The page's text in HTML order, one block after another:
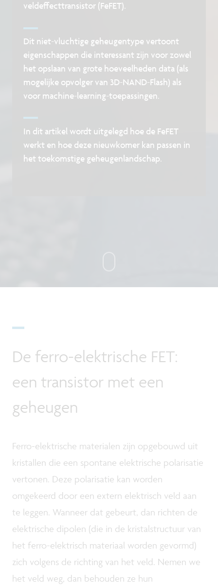
veldeffecttransistor (FeFET).
Dit niet-vluchtige geheugentype vertoont
eigenschappen die interessant zijn voor zowel
het opslaan van grote hoeveelheden data (als
mogelijke opvolger van 3D-NAND-Flash) als
voor machine-learning-toepassingen.
In dit artikel wordt uitgelegd hoe de FeFET
werkt en hoe deze nieuwkomer kan passen in
het toekomstige geheugenlandschap.
De ferro-elektrische FET:
een transistor met een
geheugen
Ferro-elektrische materialen zijn opgebouwd uit
kristallen die een spontane elektrische polarisatie
vertonen. Deze polarisatie kan worden
omgekeerd door een extern elektrisch veld aan
te leggen. Wanneer dat gebeurt, dan richten de
elektrische dipolen (die in de kristalstructuur van
het ferro-elektrisch materiaal worden gevormd)
zich volgens de richting van het veld. Nemen we
het veld weg, dan behouden ze hun